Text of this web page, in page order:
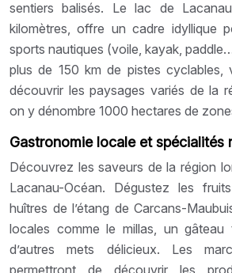
sentiers balisés. Le lac de
kilomètres, offre un cadre idyllique
sports nautiques (voile, kayak,
plus de 150 km de pistes cyclables,
découvrir les paysages variés de la
on y dénombre 1000 hectares de
Gastronomie locale et spécialités
Découvrez les saveurs de la région
Lacanau-Océan. Dégustez les
huîtres de l’étang de Carcans-
locales comme le millas, un gâteau
d’autres mets délicieux. Les
permettront de découvrir les